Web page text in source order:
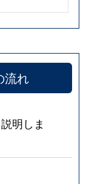
流れ
明しま